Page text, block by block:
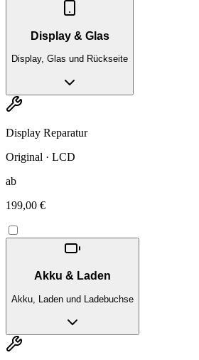
Display & Glas
Display, Glas und Rückseite
Display Reparatur
Original · LCD
ab
199,00 €
Akku & Laden
Akku, Laden und Ladebuchse